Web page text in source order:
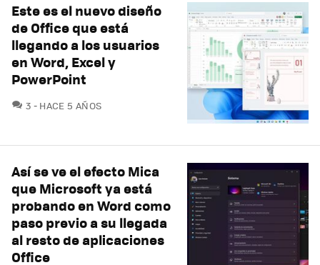
Este es el nuevo diseño
de Office que está
llegando a los usuarios
en Word, Excel y
PowerPoint
3 COMENTARIOS
HACE 5 AÑOS
Así se ve el efecto Mica
que Microsoft ya está
probando en Word como
paso previo a su llegada
al resto de aplicaciones
Office